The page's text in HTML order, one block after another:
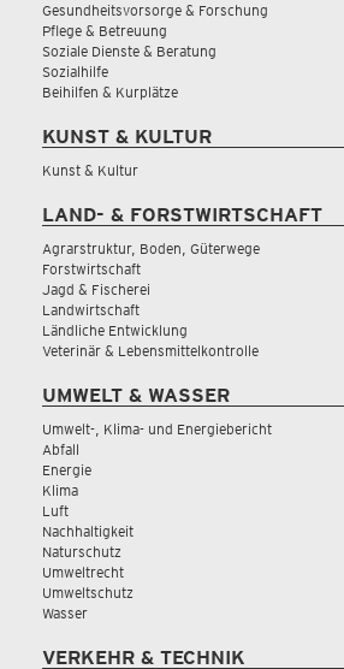
Gesundheitsvorsorge & Forschung
Pflege & Betreuung
Soziale Dienste & Beratung
Sozialhilfe
Beihilfen & Kurplätze
KUNST & KULTUR
Kunst & Kultur
LAND- & FORSTWIRTSCHAFT
Agrarstruktur, Boden, Güterwege
Forstwirtschaft
Jagd & Fischerei
Landwirtschaft
Ländliche Entwicklung
Veterinär & Lebensmittelkontrolle
UMWELT & WASSER
Umwelt-, Klima- und Energiebericht
Abfall
Energie
Klima
Luft
Nachhaltigkeit
Naturschutz
Umweltrecht
Umweltschutz
Wasser
VERKEHR & TECHNIK